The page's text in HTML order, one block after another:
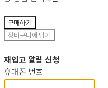
구매하기
장바구니에 담기
재입고 알림 신청
휴대폰 번호